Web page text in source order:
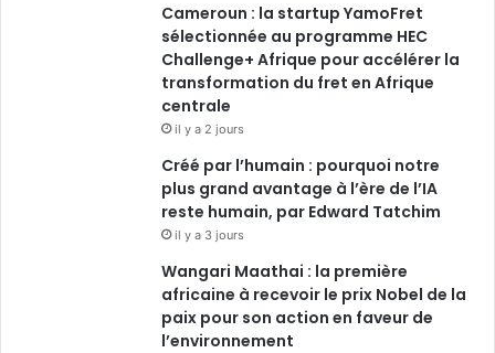
Cameroun : la startup YamoFret
sélectionnée au programme HEC
Challenge+ Afrique pour accélérer la
transformation du fret en Afrique
centrale
il y a 2 jours
Créé par l’humain : pourquoi notre
plus grand avantage à l’ère de l’IA
reste humain, par Edward Tatchim
il y a 3 jours
Wangari Maathai : la première
africaine à recevoir le prix Nobel de la
paix pour son action en faveur de
l’environnement